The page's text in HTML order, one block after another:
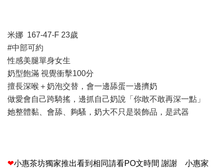
米娜 167-47-F 23歲
#中部可約
性感美腿單身女生
奶型飽滿 視覺衝擊100分
擅長深喉＋奶泡交替，會一邊舔蛋一邊擠奶
做愛會自己跨騎搖，邊抓自己奶說「你敢不敢再深一點」
她整體黏、會舔、夠騷，奶大不只是裝飾品，是武器
❤小惠茶坊獨家推出看到相同請看PO文時間 謝謝 小惠家